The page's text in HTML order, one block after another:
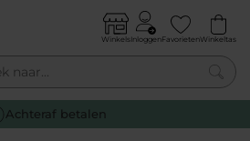
WinkelsInloggenFavorietenWinkeltas
0
Gratis retourneren